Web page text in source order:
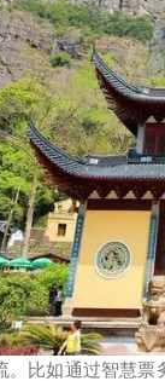
比如通过智慧